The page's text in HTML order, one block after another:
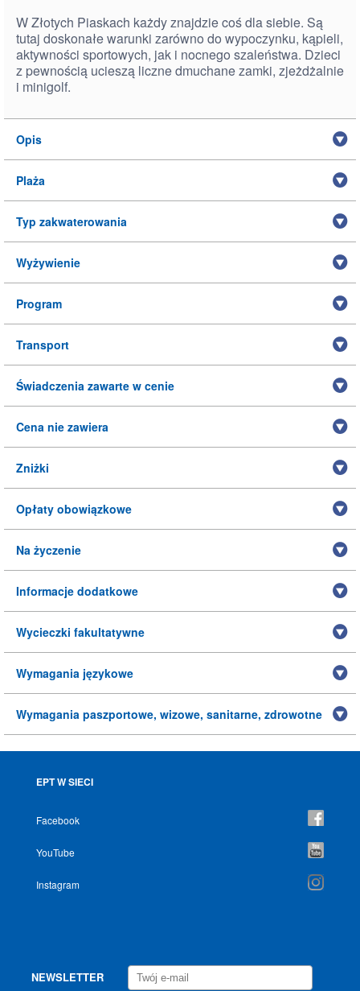
W Złotych Piaskach każdy znajdzie coś dla siebie. Są
tutaj doskonałe warunki zarówno do wypoczynku, kąpieli,
aktywności sportowych, jak i nocnego szaleństwa. Dzieci
z pewnością ucieszą liczne dmuchane zamki, zjeżdżalnie
i minigolf.
Opis
Plaża
Typ zakwaterowania
Wyżywienie
Program
Transport
Świadczenia zawarte w cenie
Cena nie zawiera
Zniżki
Opłaty obowiązkowe
Na życzenie
Informacje dodatkowe
Wycieczki fakultatywne
Wymagania językowe
Wymagania paszportowe, wizowe, sanitarne, zdrowotne
EPT W SIECI
Facebook
YouTube
Instagram
NEWSLETTER